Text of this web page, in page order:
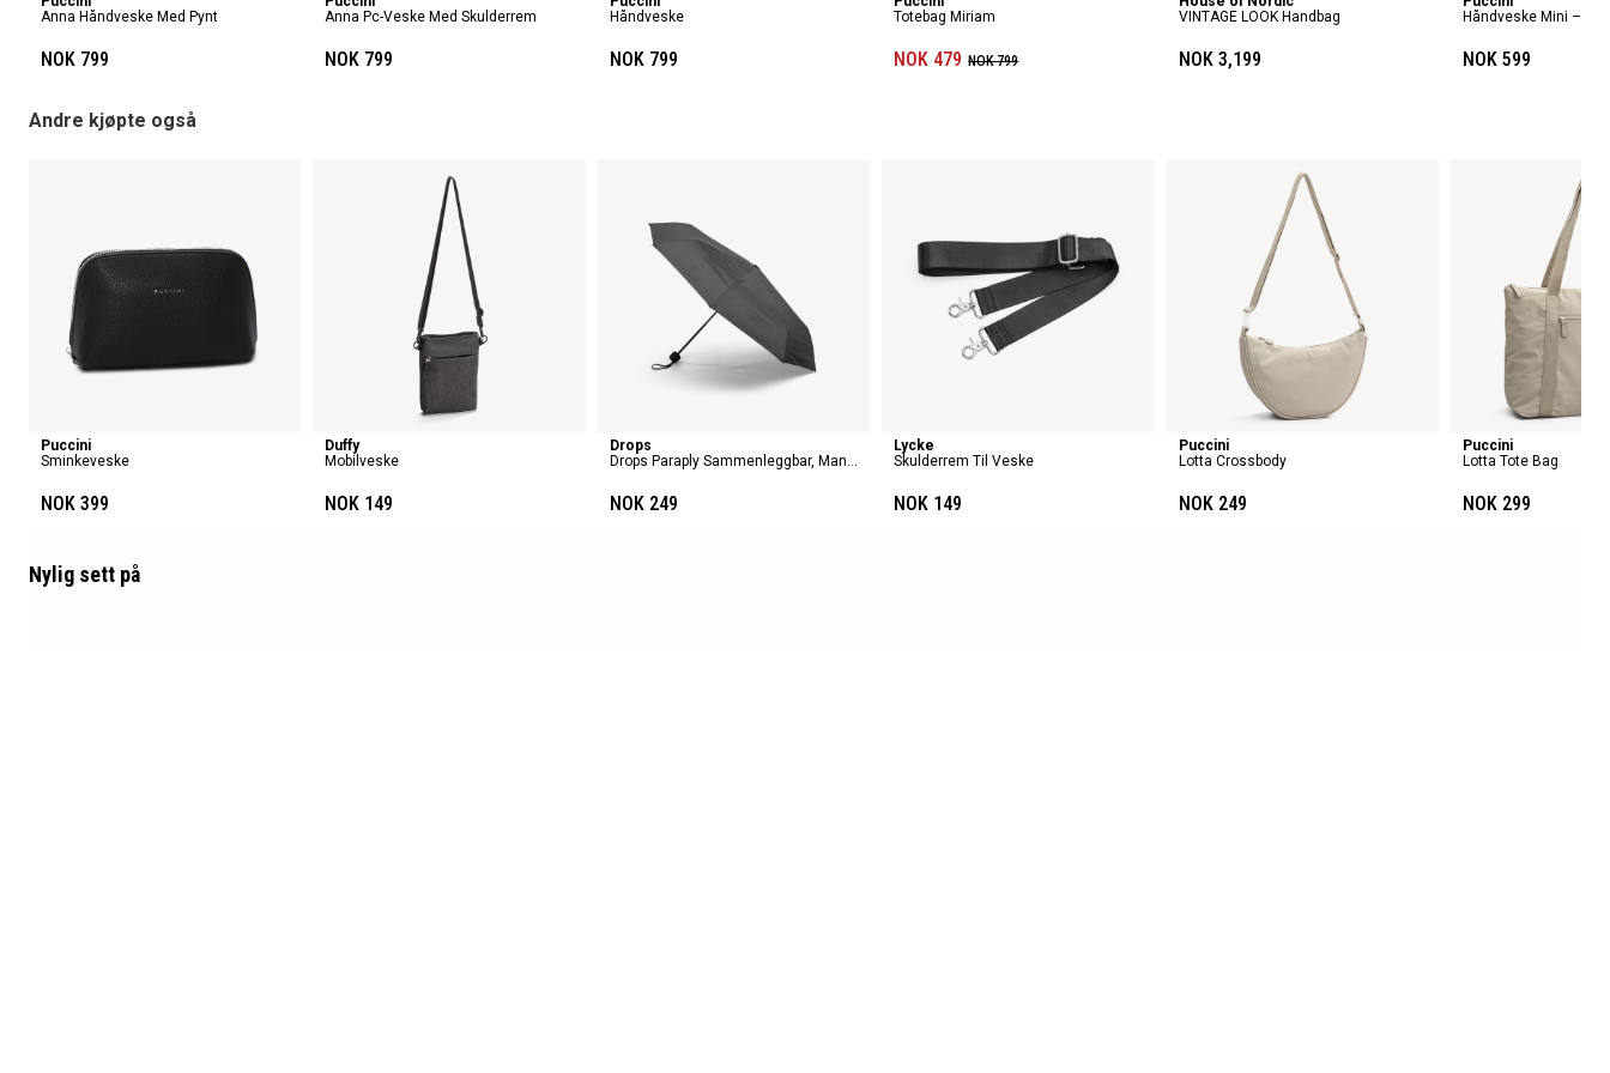
Anna Håndveske Med Pynt
NOK 799
Anna Pc-Veske Med Skulderrem
NOK 799
Håndveske
NOK 799
Totebag Miriam
NOK 479 NOK 799
VINTAGE LOOK Handbag
NOK 3,199
Håndveske Mini –
NOK 599
Andre kjøpte også
Sminkeveske
Puccini
NOK 399
Mobilveske
Duffy
NOK 149
Drops Paraply Sammenleggbar, Manuell
Drops
NOK 249
Skulderrem Til Veske
Lycke
NOK 149
Lotta Crossbody
Puccini
NOK 249
Lotta Tote Bag
Puccini
NOK 299
Nylig sett på